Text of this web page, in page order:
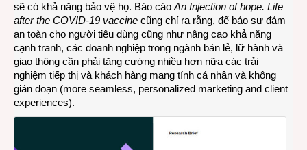
giới
sẽ có khả năng bảo vệ họ. Báo cáo An Injection of hope. Life
after the COVID-19 vaccine cũng chỉ ra rằng, để bảo sự đảm
an toàn cho người tiêu dùng cũng như nâng cao khả năng
cạnh tranh, các doanh nghiệp trong ngành bán lẻ, lữ hành và
giao thông cần phải tăng cường nhiều hơn nữa các trải
nghiệm tiếp thị và khách hàng mang tính cá nhân và không
gián đoạn (more seamless, personalized marketing and client
experiences).